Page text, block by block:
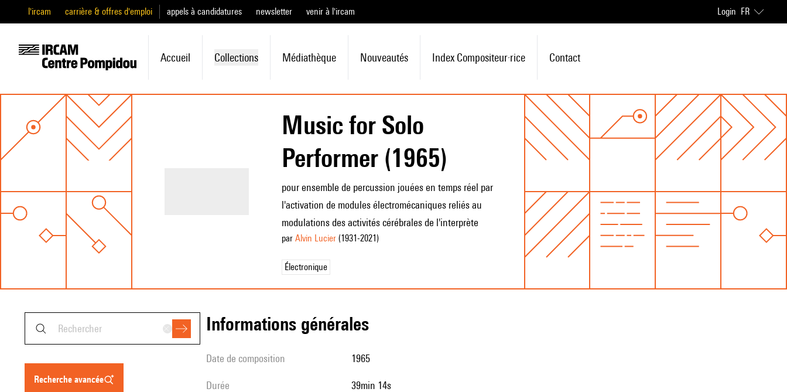
l'ircam carrière & offres d'emploi appels à candidatures newsletter venir à l'ircam Login FR
Accueil Collections Médiathèque Nouveautés Index Compositeur·rice Contact
Music for Solo
Performer (1965)
pour ensemble de percussion jouées en temps réel par
l'activation de modules électromécaniques reliés au
modulations des activités cérébrales de l'interprète
par Alvin Lucier(1931-2021)
Électronique
recherche avancée
informations générales
date de composition 1965
durée 39min 14s